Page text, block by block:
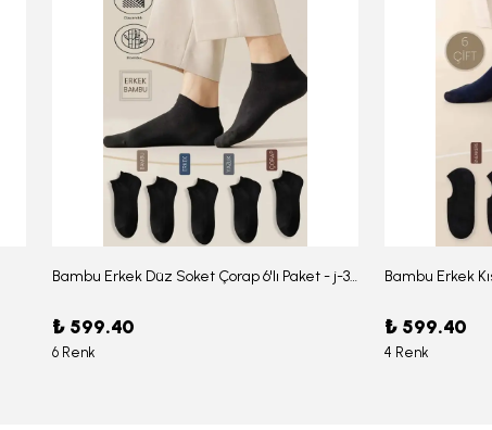
Bambu Erkek Düz Soket Çorap 6'lı Paket - j-354
₺ 599.40
6 Renk
Bambu Erkek
₺ 599.40
4 Renk